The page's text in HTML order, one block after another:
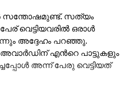
സന്തോഷമുണ്ട്. സത്യം
വെട്ടിയവരിൽ ഒരാൾ
അദ്ദേഹം പറഞ്ഞു.
എൻറെ പാട്ടുകളും
അന്ന് പേരു വെട്ടിയത്